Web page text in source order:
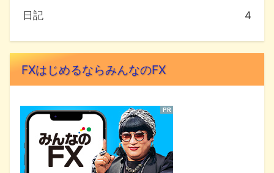
日記 4
FXはじめるならみんなのFX